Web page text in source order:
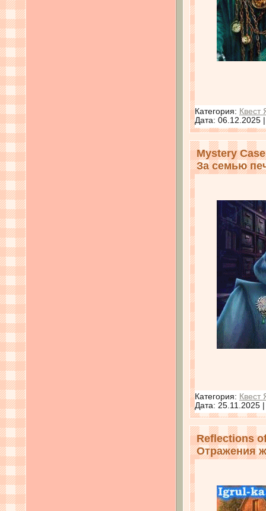
Категория: Квест
Дата: 06.12.2025
Mystery
За семью
Категория: Квест
Дата: 25.11.2025
Reflections
Отражения